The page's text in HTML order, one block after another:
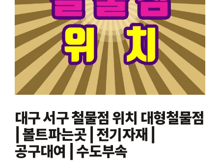
대구 서구 철물점 위치 대형철물점
| 볼트파는곳 | 전기자재 |
공구대여 | 수도부속